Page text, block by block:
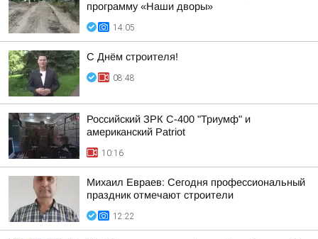
программу «Наши дворы»
14:05
С Днём строителя!
08:48
Российский ЗРК С-400 "Триумф" и
американский Patriot
10:16
Михаил Евраев: Сегодня профессиональный
праздник отмечают строители
12:22